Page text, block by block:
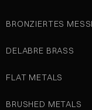
BRONZIERTES
DELABRE BRASS
FLAT METALS
BRUSHED METALS